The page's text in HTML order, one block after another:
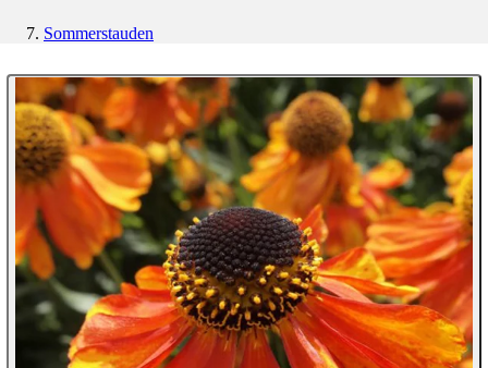
Sommerstauden